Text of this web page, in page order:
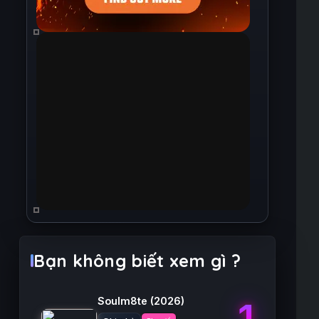
Bạn không biết xem gì ?
Soulm8te (2026)